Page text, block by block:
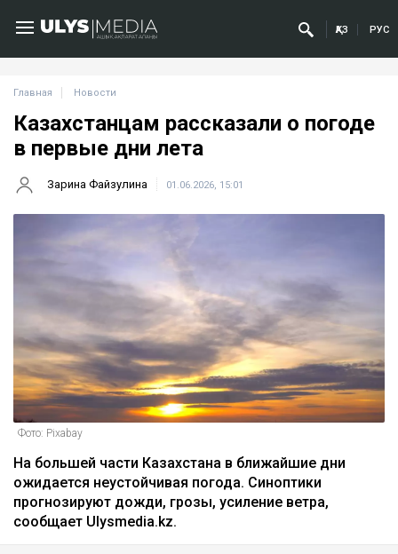
ҚАЗ РУС
Главная Новости
Казахстанцам рассказали о погоде
в первые дни лета
Зарина Файзулина 01.06.2026, 15:01
Фото: Pixabay
На большей части Казахстана в ближайшие дни
ожидается неустойчивая погода. Синоптики
прогнозируют дожди, грозы, усиление ветра,
сообщает Ulysmedia.kz.